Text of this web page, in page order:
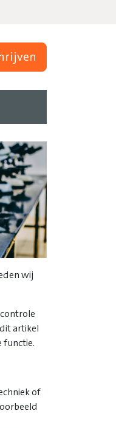
wij
artikel
functie.
of